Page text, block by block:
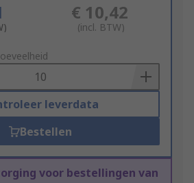
€ 10,42
(incl. BTW)
leverdata
Bestellen
voor bestellingen van